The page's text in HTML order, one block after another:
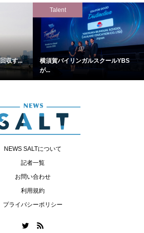
収す...
Talent
横須賀バイリンガルスクールYBS
が...
NEWS SALTについて
記者一覧
お問い合わせ
利用規約
プライバシーポリシー